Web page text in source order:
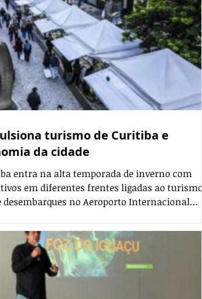
turismo de Curitiba e
da cidade
entra na alta temporada de inverno com
em diferentes frentes ligadas ao turismo.
desembarques no Aeroporto Internacional
disponível, indicador que aponta
faturam ao hotel, e o fluxo de visitantes da
aumentou. Os resultados ajudam a mostrar
atividade turística, incentivada pela Prefeitur